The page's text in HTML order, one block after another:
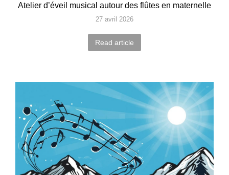
Atelier d’éveil musical autour des flûtes en maternelle
27 avril 2026
Read article